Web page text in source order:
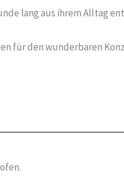
lang aus ihrem Alltag
für den wunderbaren